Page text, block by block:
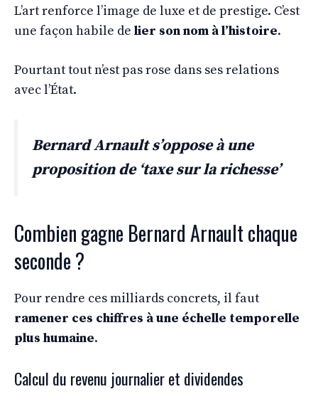
L’art renforce l’image de luxe et de prestige. C’est
une façon habile de lier son nom à l’histoire.
Pourtant tout n’est pas rose dans ses relations
avec l’État.
Bernard Arnault s’oppose à une
proposition de ‘taxe sur la richesse’
Combien gagne Bernard Arnault chaque
seconde ?
Pour rendre ces milliards concrets, il faut
ramener ces chiffres à une échelle temporelle
plus humaine.
Calcul du revenu journalier et dividendes